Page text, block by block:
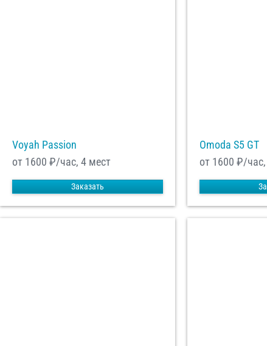
Voyah Passion
от 1600 ₽/час, 4 мест
Заказать
Omoda S5 GT
от 1600 ₽/